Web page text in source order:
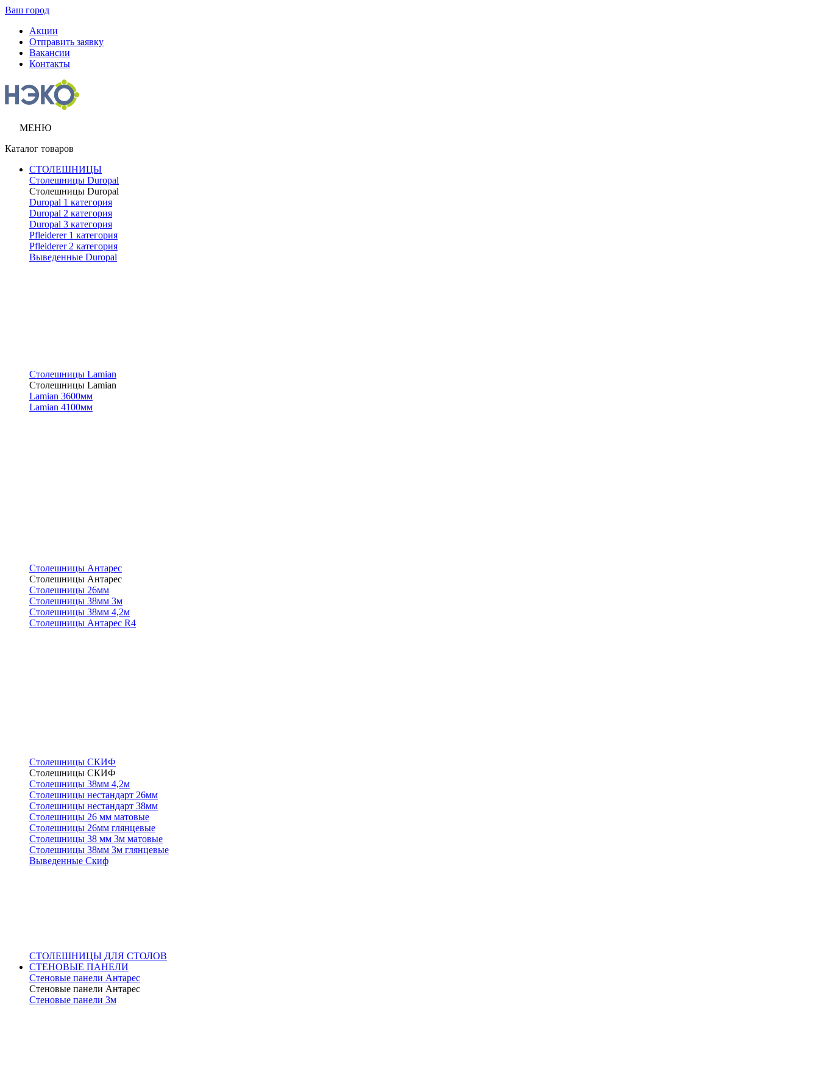
Ваш город
Акции
Отправить заявку
Вакансии
Контакты
МЕНЮ
Каталог товаров
СТОЛЕШНИЦЫ
Столешницы Duropal
Столешницы Duropal
Duropal 1 категория
Duropal 2 категория
Duropal 3 категория
Pfleiderer 1 категория
Pfleiderer 2 категория
Выведенные Duropal
Столешницы Lamian
Столешницы Lamian
Lamian 3600мм
Lamian 4100мм
Столешницы Антарес
Столешницы Антарес
Столешницы 26мм
Столешницы 38мм 3м
Столешницы 38мм 4,2м
Столешницы Антарес R4
Столешницы СКИФ
Столешницы СКИФ
Столешницы 38мм 4,2м
Столешницы нестандарт 26мм
Столешницы нестандарт 38мм
Столешницы 26 мм матовые
Столешницы 26мм глянцевые
Столешницы 38 мм 3м матовые
Столешницы 38мм 3м глянцевые
Выведенные Скиф
СТОЛЕШНИЦЫ ДЛЯ СТОЛОВ
СТЕНОВЫЕ ПАНЕЛИ
Стеновые панели Антарес
Стеновые панели Антарес
Стеновые панели 3м